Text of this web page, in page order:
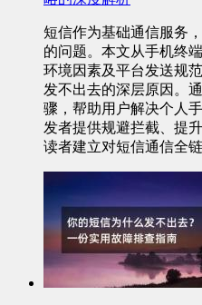
短信作为基础通信服务
的问题。本文从手机终
环境因素及平台发送规
发不出去的深层原因。
骤，帮助用户解决个人
发者提供规避拦截、提
读者建立对短信通信全